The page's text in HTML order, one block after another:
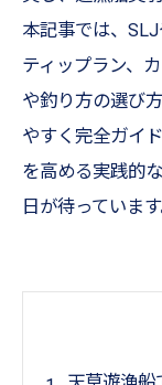
本記事では、SLJ
ティップラン、
や釣り方の選び
やすく完全ガイ
を高める実践的
日が待っています